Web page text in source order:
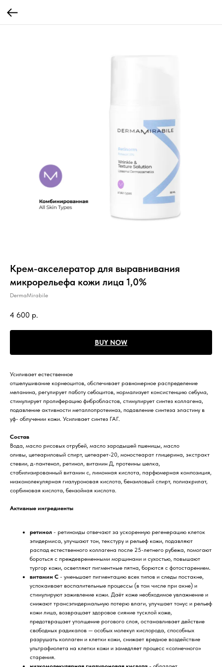
Крем-акселератор для выравнивания
микрорельефа кожи лица 1,0%
DermaMirabile
4 600 р.
BUY NOW
Усиливает естественное
отшелушивание корнеоцитов, обспечивает равномерное распределение
меланина, регулирует паботу себоцитов, нормализует консистенцию себума,
стимулирует пролиферацию фибробластов, стимулирует синтез коллагена,
подавление активности металлопротеиназ, подавление синтеза эластину в
уф- облучении кожи. Усиливает синтез ГАГ.
Состав
Вода, масло рисовых отрубей, масло зародышей пшеницы, масло
оливы, цетеариловый спирт, цетеарет-20, моностеарат глицерина, экстракт
стевии, д-пантенол, ретинол, витамин Д, протеины шелка,
стабилизированный витамин с, лимонная кислота, парфюмерная композиция,
низкомолекулярная гиалуроновая кислота, бензиловый спирт, полиакрилат,
сорбиновая кислота, бензойная кислота.
Активные ингредиенты
ретинол - ретиноиды отвечают за ускоренную регенерацию клеток
эпидермиса, улучшают тон, текстуру и рельеф кожи, подавляют
распад естественного коллагена после 25-летнего рубежа, помогают
бороться с преждевременными морщинами и сухостью, повышают
тургор кожи, осветляют пигментные пятна, борются с фотостарением.
витамин C - уменьшает пигментацию всех типов и следы постакне,
успокаивает воспалительные процессы (в том числе при акне) и
стимулируют заживление кожи. Даёт коже необходимое увлажнение и
снижают трансэпидермальную потерю влаги, улучшает тонус и рельеф
кожи лица, возвращает здоровое сияние тусклой коже,
предотвращает утолщение рогового слоя, останавливает действие
свободных радикалов — особых молекул кислорода, способных
разрушать коллаген и клетки кожи, снижает вредное воздействие
ультрафиолета на клетки кожи и замедляет процесс «солнечного»
старения.